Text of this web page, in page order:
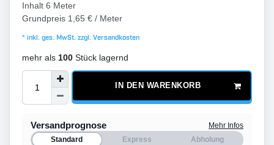
Inhalt 6 Meter
Grundpreis 1,65 € / Meter
* inkl. ges. MwSt. zzgl. Versandkosten
mehr als 100 Stück lagernd
IN DEN WARENKORB
Versandprognose
Mehr Infos
Standard
Express Abholung